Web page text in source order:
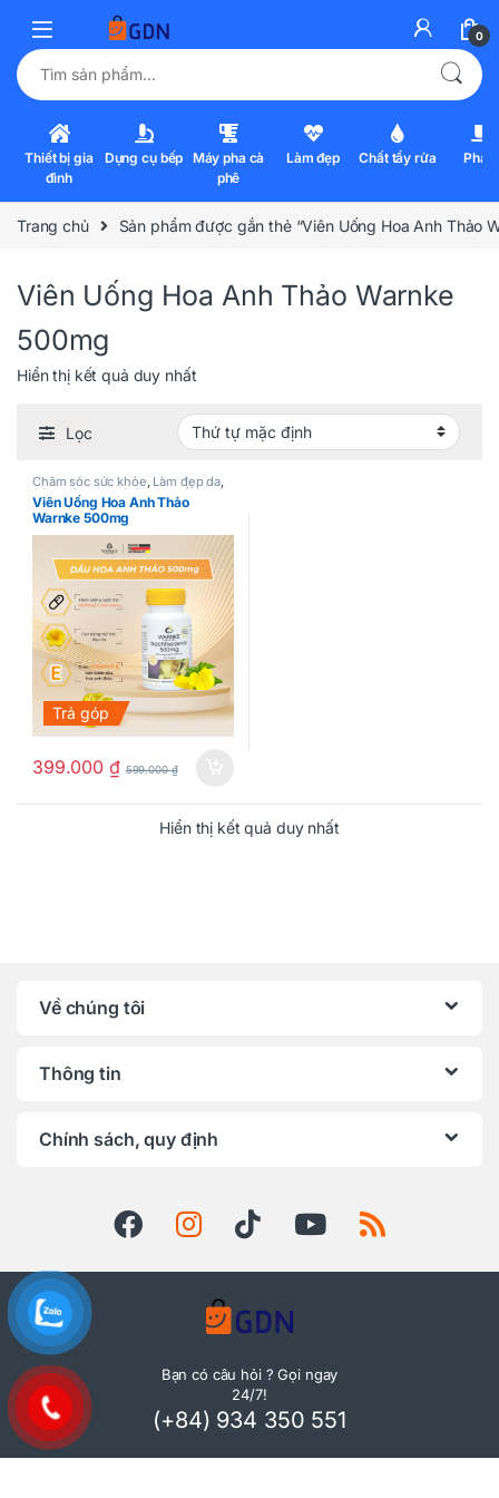
0
Tìm kiếm:
Thiết bị gia
đình
Dụng cụ bếp Máy pha cà
phê
Làm đẹp Chất tẩy rửa Pha
Trang chủ Sản phẩm được gắn thẻ “Viên Uống Hoa Anh Thảo
Viên Uống Hoa Anh Thảo Warnke
500mg
Hiển thị kết quả duy nhất
Lọc
Chăm sóc sức khỏe, Làm đẹp da,
Sức khỏe sinh lý ,Thực phẩm chức
năng
Viên Uống Hoa Anh Thảo
Warnke 500mg
Trả góp
399.000 ₫ 599.000₫
Hiển thị kết quả duy nhất
Về chúng tôi
Thông tin
Chính sách, quy định
Bạn có câu hỏi ? Gọi ngay
24/7!
(+84) 934 350 551